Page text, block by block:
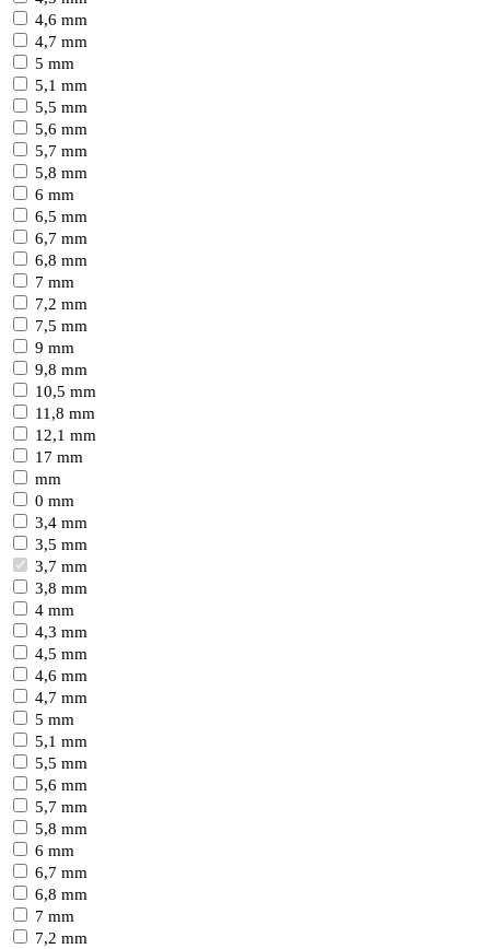
4,6 mm
4,7 mm
5 mm
5,1 mm
5,5 mm
5,6 mm
5,7 mm
5,8 mm
6 mm
6,5 mm
6,7 mm
6,8 mm
7 mm
7,2 mm
7,5 mm
9 mm
9,8 mm
10,5 mm
11,8 mm
12,1 mm
17 mm
mm
0 mm
3,4 mm
3,5 mm
3,7 mm
3,8 mm
4 mm
4,3 mm
4,5 mm
4,6 mm
4,7 mm
5 mm
5,1 mm
5,5 mm
5,6 mm
5,7 mm
5,8 mm
6 mm
6,7 mm
6,8 mm
7 mm
7,2 mm